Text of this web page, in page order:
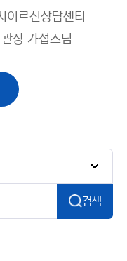
르신상담센터
장 가섭스님
검색